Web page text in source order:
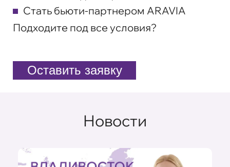
Стать бьюти-партнером ARAVIA
Подходите под все условия?
Оставить заявку
Новости